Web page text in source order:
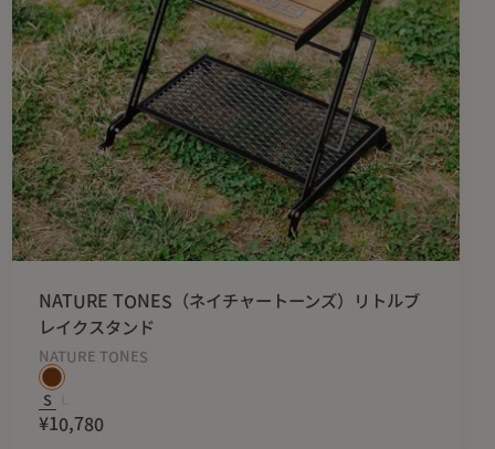
ます。
ルには
いて飲み物を注ぐことができます。
です。
、小物が置けます。
に付いているので
NATURE TONES（ネイチャートーンズ）リトルブ
レイクスタンド
NATURE TONES
S
¥10,780